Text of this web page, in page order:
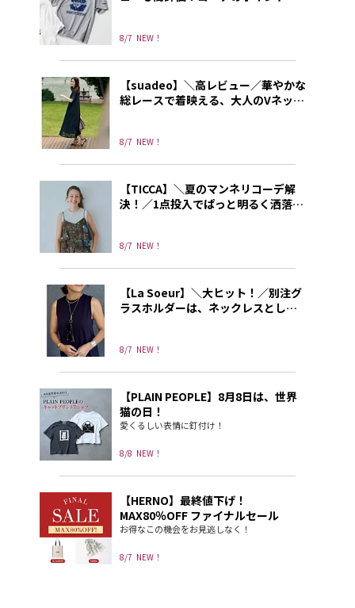
8/7 NEW！
8/7 NEW！
【suadeo】＼高レビュー／華やかな
総レースで着映える、大人のVネック
8/7 NEW！
【TICCA】＼夏のマンネリコーデ解
決！／1点投入でぱっと明るく洒落て
8/7 NEW！
【La Soeur】＼大ヒット！／別注グ
ラスホルダーは、ネックレスとして
8/8 NEW！
【PLAIN PEOPLE】8月8日は、世界
猫の日！
愛くるしい表情に釘付け！
8/7 NEW！
【HERNO】最終値下げ！
MAX80％OFF ファイナルセール
お得なこの機会をお見逃しなく！